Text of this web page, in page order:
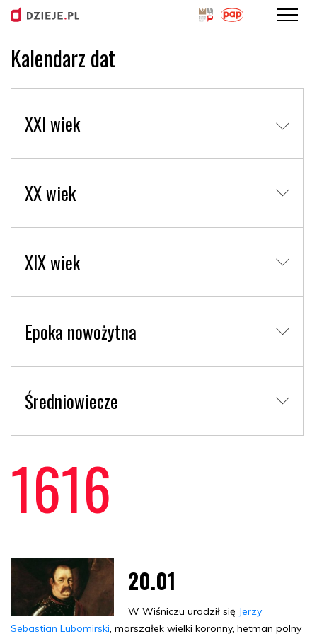
Kalendarz dat
1616
20.01
W Wiśniczu urodził się Jerzy
Sebastian Lubomirski, marszałek wielki koronny, hetman polny
XXI wiek
XX wiek
XIX wiek
Epoka nowożytna
Średniowiecze